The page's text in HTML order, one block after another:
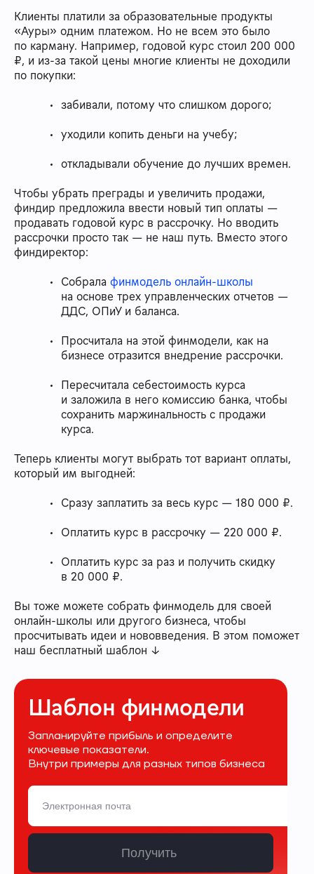
Клиенты платили за образовательные продукты
«Ауры» одним платежом. Но не всем это было
по карману. Например, годовой курс стоил 200 000
₽, и из-за такой цены многие клиенты не доходили
по покупки:
забивали, потому что слишком дорого;
уходили копить деньги на учебу;
откладывали обучение до лучших времен.
Чтобы убрать преграды и увеличить продажи,
финдир предложила ввести новый тип оплаты —
продавать годовой курс в рассрочку. Но вводить
рассрочки просто так — не наш путь. Вместо этого
финдиректор:
Собрала финмодель онлайн-школы
на основе трех управленческих отчетов —
ДДС, ОПиУ и баланса.
Просчитала на этой финмодели, как на
бизнесе отразится внедрение рассрочки.
Пересчитала себестоимость курса
и заложила в него комиссию банка, чтобы
сохранить маржинальность с продажи
курса.
Теперь клиенты могут выбрать тот вариант оплаты,
который им выгодней:
Сразу заплатить за весь курс — 180 000 ₽.
Оплатить курс в рассрочку — 220 000 ₽.
Оплатить курс за раз и получить скидку
в 20 000 ₽.
Вы тоже можете собрать финмодель для своей
онлайн-школы или другого бизнеса, чтобы
просчитывать идеи и нововведения. В этом поможет
наш бесплатный шаблон ↓
Шаблон финмодели
Запланируйте прибыль и определите
ключевые показатели.
Внутри примеры для разных типов бизнеса
Получить